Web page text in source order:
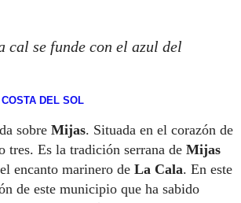
se funde con el azul del
DEL SOL
sobre Mijas. Situada en el corazón de
Es la tradición serrana de Mijas
encanto marinero de La Cala. En este
de este municipio que ha sabido